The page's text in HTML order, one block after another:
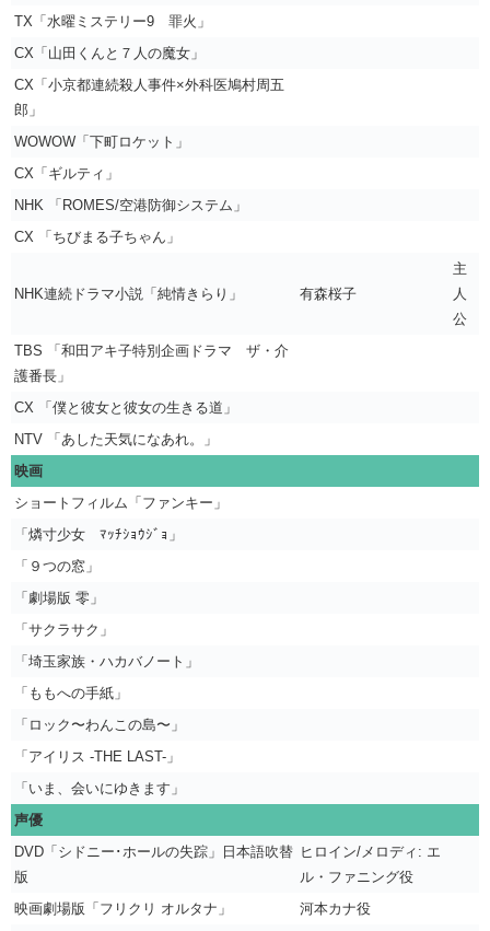
TX「水曜ミステリー9 罪火」
CX「山田くんと７人の魔女」
CX「小京都連続殺人事件×外科医鳩村周五
郎」
WOWOW「下町ロケット」
CX「ギルティ」
NHK 「ROMES/空港防御システム」
CX 「ちびまる子ちゃん」
NHK連続ドラマ小説「純情きらり」 有森桜子
主
人
公
TBS 「和田アキ子特別企画ドラマ ザ・介
護番長」
CX 「僕と彼女と彼女の生きる道」
NTV 「あした天気になあれ。」
映画
ショートフィルム「ファンキー」
「燐寸少女 ﾏｯﾁｼｮｳｼﾞｮ」
「９つの窓」
「劇場版 零」
「サクラサク」
「埼玉家族・ハカバノート」
「ももへの手紙」
「ロック〜わんこの島〜」
「アイリス -THE LAST-」
「いま、会いにゆきます」
声優
DVD「シドニー･ホールの失踪」日本語吹替
版
ヒロイン/メロディ: エ
ル・ファニング役
映画劇場版「フリクリ オルタナ」
河本カナ役